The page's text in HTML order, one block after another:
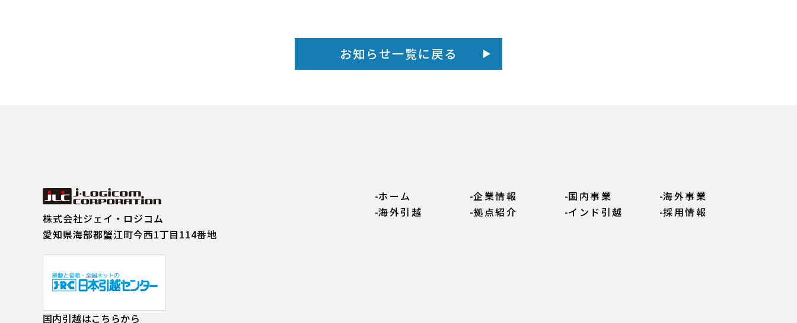
お知らせ一覧に戻る
株式会社ジェイ・ロジコム
愛知県海部郡蟹江町今西1丁目114番地
国内引越はこちらから
ホーム 企業情報 国内事業
海外事業
海外引越
拠点紹介 インド引越 採用情報